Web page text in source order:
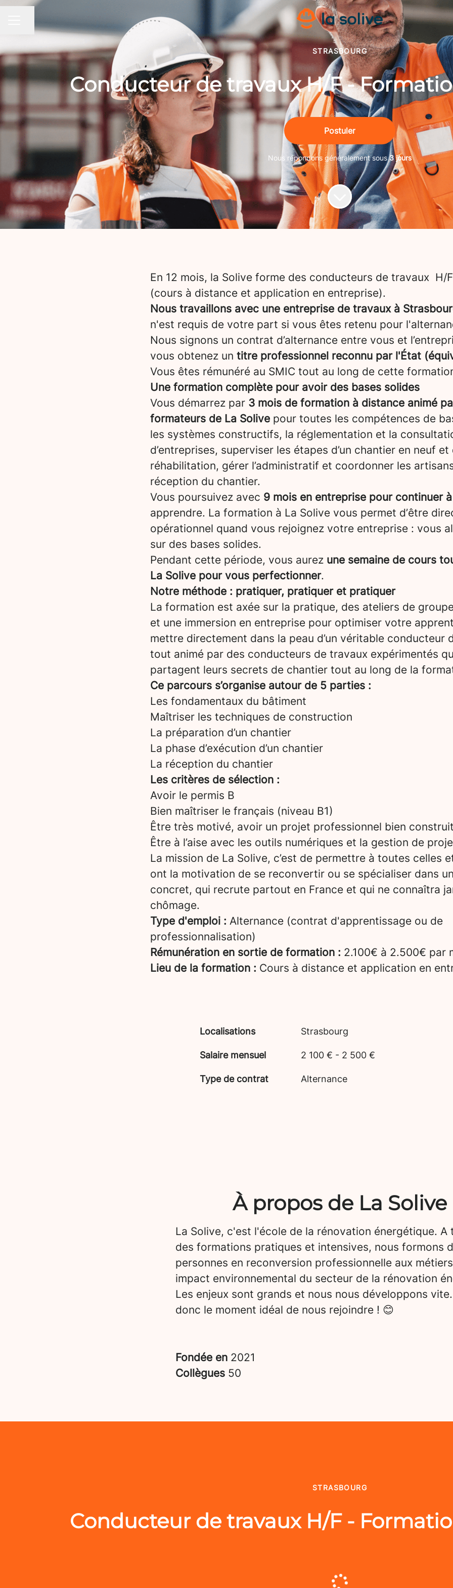
MENU CARRIÈRE
Partager la page
STRASBOURG
Conducteur de travaux H/F -
Postuler
Nous répondons généralement sous3 jours
En 12 mois, la Solive forme des conducteurs de travaux H/
(cours à distance et application en entreprise).
Nous travaillons avec une entreprise de travaux à
n'est requis de votre part si vous êtes retenu pour
Nous signons un contrat d’alternance entre vous et
vous obtenez un titre professionnel reconnu par l'État
Vous êtes rémunéré au SMIC tout au long de cette
Une formation complète pour avoir des bases solides
Vous démarrez par 3 mois de formation à distance animé
formateurs de La Solive pour toutes les compétences de
les systèmes constructifs, la réglementation et la
d’entreprises, superviser les étapes d’un chantier en neuf et
réhabilitation, gérer l’administratif et coordonner les artisans
réception du chantier.
Vous poursuivez avec 9 mois en entreprise pour continuer
apprendre. La formation à La Solive vous permet d’être
opérationnel quand vous rejoignez votre entreprise : vous
sur des bases solides.
Pendant cette période, vous aurez une semaine de cours
La Solive pour vous perfectionner.
Notre méthode : pratiquer, pratiquer et pratiquer
La formation est axée sur la pratique, des ateliers de
et une immersion en entreprise pour optimiser votre
mettre directement dans la peau d’un véritable conducteur
tout animé par des conducteurs de travaux expérimentés
partagent leurs secrets de chantier tout au long de la
Ce parcours s’organise autour de 5 parties :
Les fondamentaux du bâtiment
Maîtriser les techniques de construction
La préparation d’un chantier
La phase d’exécution d’un chantier
La réception du chantier
Les critères de sélection :
Avoir le permis B
Bien maîtriser le français (niveau B1)
Être très motivé, avoir un projet professionnel bien construit
Être à l’aise avec les outils numériques et la gestion de
La mission de La Solive, c’est de permettre à toutes celles
ont la motivation de se reconvertir ou se spécialiser dans
concret, qui recrute partout en France et qui ne connaîtra
chômage.
Type d'emploi : Alternance (contrat d'apprentissage ou de
professionnalisation)
Rémunération en sortie de formation : 2.100€ à 2.500€ par
Lieu de la formation : Cours à distance et application en
Localisations Strasbourg
Salaire mensuel 2 100 € - 2 500 €
Type de contrat Alternance
À propos de La Solive
La Solive, c'est l'école de la rénovation énergétique. A
des formations pratiques et intensives, nous formons
personnes en reconversion professionnelle aux
impact environnemental du secteur de la rénovation
Les enjeux sont grands et nous nous développons
donc le moment idéal de nous rejoindre ! 😊
Fondée en 2021
Collègues 50
STRASBOURG
Conducteur de travaux H/F -